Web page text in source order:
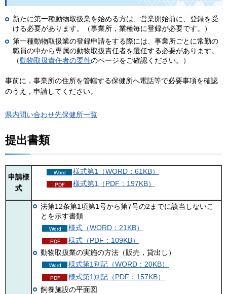
新たに第一種動物取扱業を始める方は、営業開始前に、登録を受
ける必要があります。（事業所，業種毎に登録が必要です。）
第一種動物取扱業の登録申請をする際には、事業所ごとに常勤の
職員の中から専属の動物取扱責任者を選任する必要があります。
（動物取扱責任者の要件のページをご確認ください。）
事前に，事業所の住所を管轄する保健所へ電話等で必要事項を確認
のうえ，申請してください。
県内問い合わせ先保健所一覧
提出書類
申請様
式
様式第1（WORD：61KB）
様式第1（PDF：197KB）
法第12条第1項第1号から第7号の2までに該当しないこ
とを示す書類
様式（WORD：21KB）
様式（PDF：109KB）
動物取扱業の実施の方法（販売，貸出し）
様式第1別記（WORD：20KB）
様式第1別記（PDF：157KB）
飼養施設の平面図